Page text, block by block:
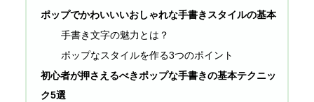
ポップでかわいいいおしゃれな手書きスタイルの基本
手書き文字の魅力とは？
ポップなスタイルを作る3つのポイント
初心者が押さえるべきポップな手書きの基本テクニッ
ク5選